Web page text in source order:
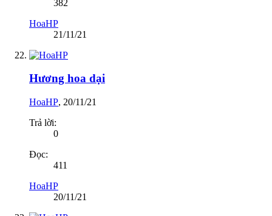
382
HoaHP
21/11/21
Hương hoa dại
HoaHP, 20/11/21
Trả lời:
0
Đọc:
411
HoaHP
20/11/21